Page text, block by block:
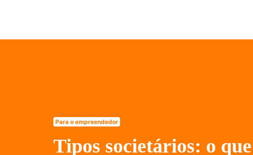
Para o empreendedor
Tipos societários: o que